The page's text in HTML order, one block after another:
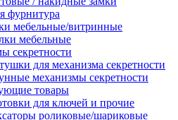
фурнитура
мебельные/витринные
мебельные
секретности
для механизма секретности
механизмы секретности
товары
для ключей и прочие
роликовые/шариковые